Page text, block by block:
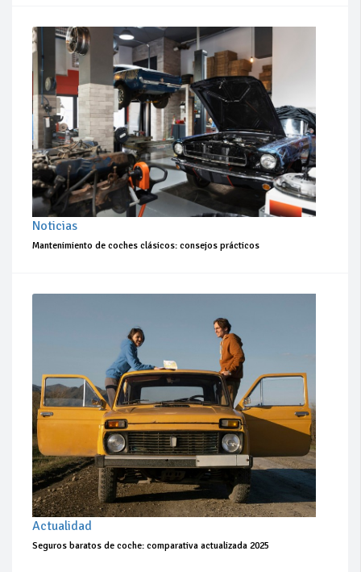
Noticias
Mantenimiento de coches clásicos: consejos prácticos
Actualidad
Seguros baratos de coche: comparativa actualizada 2025